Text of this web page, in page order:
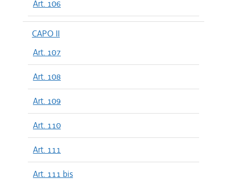
Art. 106
CAPO II
Art. 107
Art. 108
Art. 109
Art. 110
Art. 111
Art. 111 bis